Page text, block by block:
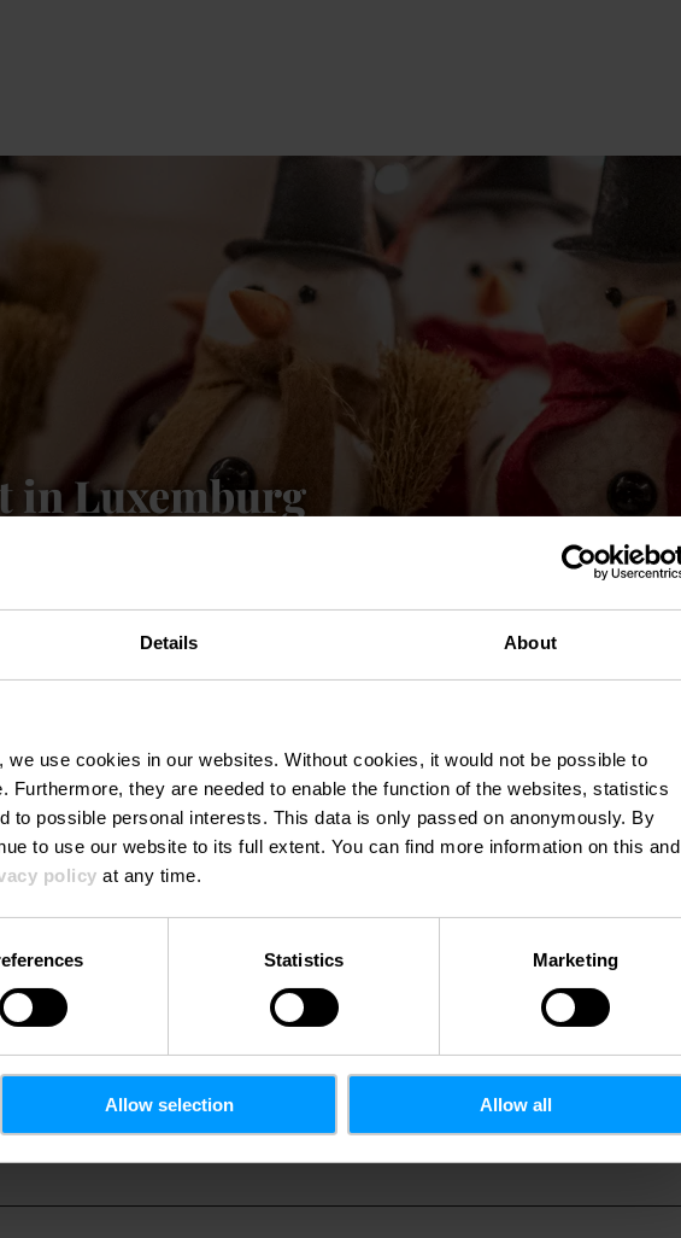
Details About
we use cookies in our websites. Without cookies, it would not be possible to
Furthermore, they are needed to enable the function of the websites, statistics
to possible personal interests. This data is only passed on anonymously. By
to use our website to its full extent. You can find more information on this and
policy at any time.
Statistics Marketing
Allow selection Allow all
in Luxemburg
+352 22 28 09
E-Mail:
efm@vdl.lu
Webseite:
http://www.winterlights.lu